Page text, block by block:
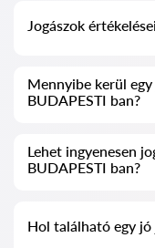
teljes információval.
Jogászok
jogászokról, nem
lehetőség manipulálni
Mennyibe kerül
BUDAPESTI ban?
kezdődik és felfelé (az
válasz formájától
Lehet ingyenesen
BUDAPESTI ban?
próbálja meg feltenni.
válaszolni, a jogászok
Hol található egy jó